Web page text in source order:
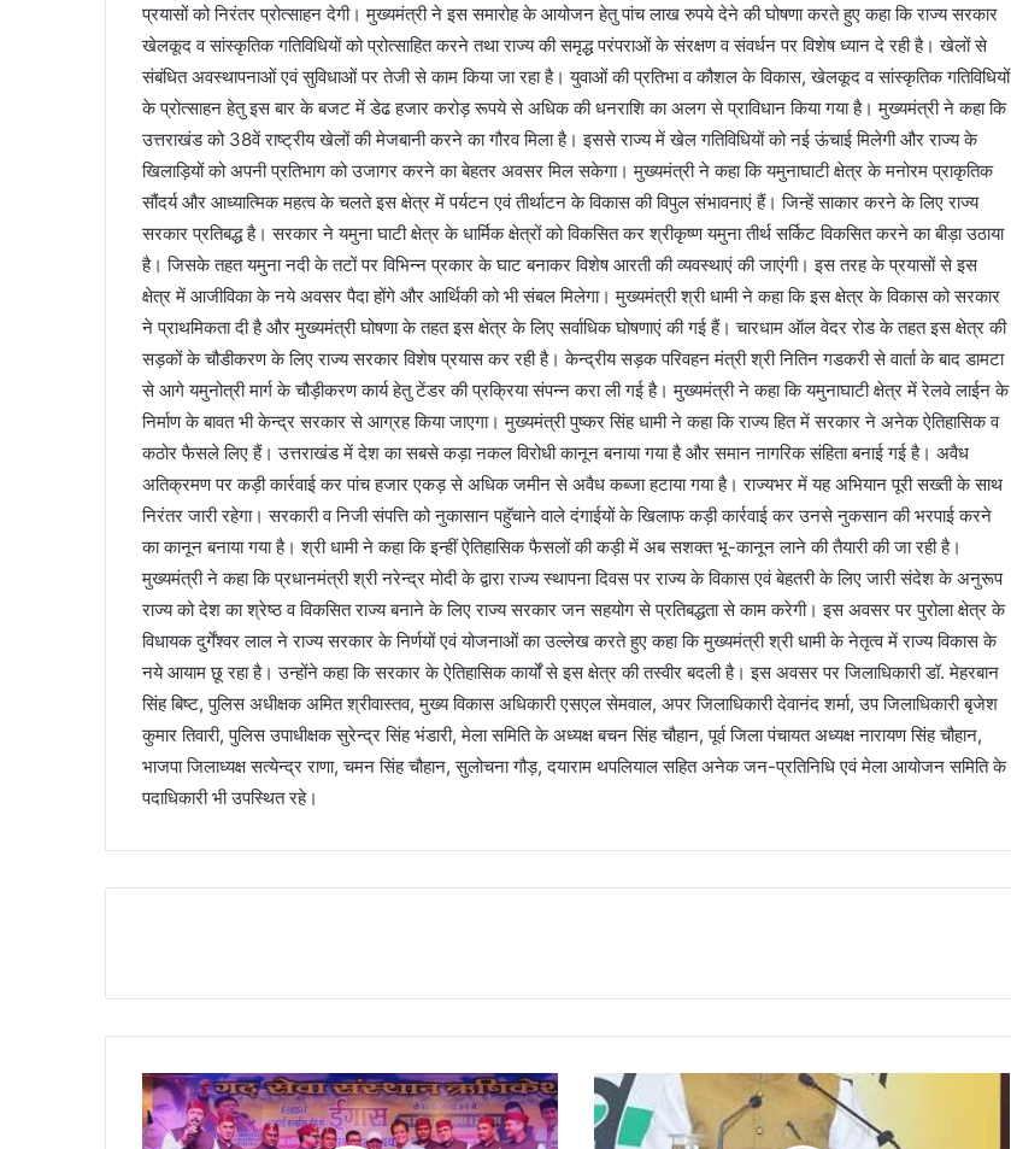
प्रयासों को निरंतर प्रोत्साहन देगी। मुख्यमंत्री ने इस समारोह के आयोजन हेतु पांच लाख रुपये देने की घोषणा करते हुए कहा कि राज्य सरकार
खेलकूद व सांस्कृतिक गतिविधियों को प्रोत्साहित करने तथा राज्य की समृद्ध परंपराओं के संरक्षण व संवर्धन पर विशेष ध्यान दे रही है। खेलों से
संबंधित अवस्थापनाओं एवं सुविधाओं पर तेजी से काम किया जा रहा है। युवाओं की प्रतिभा व कौशल के विकास, खेलकूद व सांस्कृतिक गतिविधियों
के प्रोत्साहन हेतु इस बार के बजट में डेढ हजार करोड़ रूपये से अधिक की धनराशि का अलग से प्राविधान किया गया है। मुख्यमंत्री ने कहा कि
उत्तराखंड को 38वें राष्ट्रीय खेलों की मेजबानी करने का गौरव मिला है। इससे राज्य में खेल गतिविधियों को नई ऊंचाई मिलेगी और राज्य के
खिलाड़ियों को अपनी प्रतिभाग को उजागर करने का बेहतर अवसर मिल सकेगा। मुख्यमंत्री ने कहा कि यमुनाघाटी क्षेत्र के मनोरम प्राकृतिक
सौंदर्य और आध्यात्मिक महत्व के चलते इस क्षेत्र में पर्यटन एवं तीर्थाटन के विकास की विपुल संभावनाएं हैं। जिन्हें साकार करने के लिए राज्य
सरकार प्रतिबद्ध है। सरकार ने यमुना घाटी क्षेत्र के धार्मिक क्षेत्रों को विकसित कर श्रीकृष्ण यमुना तीर्थ सर्किट विकसित करने का बीड़ा उठाया
है। जिसके तहत यमुना नदी के तटों पर विभिन्न प्रकार के घाट बनाकर विशेष आरती की व्यवस्थाएं की जाएंगी। इस तरह के प्रयासों से इस
क्षेत्र में आजीविका के नये अवसर पैदा होंगे और आर्थिकी को भी संबल मिलेगा। मुख्यमंत्री श्री धामी ने कहा कि इस क्षेत्र के विकास को सरकार
ने प्राथमिकता दी है और मुख्यमंत्री घोषणा के तहत इस क्षेत्र के लिए सर्वाधिक घोषणाएं की गई हैं। चारधाम ऑल वेदर रोड के तहत इस क्षेत्र की
सड़कों के चौडीकरण के लिए राज्य सरकार विशेष प्रयास कर रही है। केन्द्रीय सड़क परिवहन मंत्री श्री नितिन गडकरी से वार्ता के बाद डामटा
से आगे यमुनोत्री मार्ग के चौड़ीकरण कार्य हेतु टेंडर की प्रक्रिया संपन्न करा ली गई है। मुख्यमंत्री ने कहा कि यमुनाघाटी क्षेत्र में रेलवे लाईन के
निर्माण के बावत भी केन्द्र सरकार से आग्रह किया जाएगा। मुख्यमंत्री पुष्कर सिंह धामी ने कहा कि राज्य हित में सरकार ने अनेक ऐतिहासिक व
कठोर फैसले लिए हैं। उत्तराखंड में देश का सबसे कड़ा नकल विरोधी कानून बनाया गया है और समान नागरिक संहिता बनाई गई है। अवैध
अतिक्रमण पर कड़ी कार्रवाई कर पांच हजार एकड़ से अधिक जमीन से अवैध कब्जा हटाया गया है। राज्यभर में यह अभियान पूरी सख्ती के साथ
निरंतर जारी रहेगा। सरकारी व निजी संपत्ति को नुकासान पहॅुचाने वाले दंगाईयों के खिलाफ कड़ी कार्रवाई कर उनसे नुकसान की भरपाई करने
का कानून बनाया गया है। श्री धामी ने कहा कि इन्हीं ऐतिहासिक फैसलों की कड़ी में अब सशक्त भू-कानून लाने की तैयारी की जा रही है।
मुख्यमंत्री ने कहा कि प्रधानमंत्री श्री नरेन्द्र मोदी के द्वारा राज्य स्थापना दिवस पर राज्य के विकास एवं बेहतरी के लिए जारी संदेश के अनुरूप
राज्य को देश का श्रेष्ठ व विकसित राज्य बनाने के लिए राज्य सरकार जन सहयोग से प्रतिबद्धता से काम करेगी। इस अवसर पर पुरोला क्षेत्र के
विधायक दुर्गेंश्वर लाल ने राज्य सरकार के निर्णयों एवं योजनाओं का उल्लेख करते हुए कहा कि मुख्यमंत्री श्री धामी के नेतृत्व में राज्य विकास के
नये आयाम छू रहा है। उन्होंने कहा कि सरकार के ऐतिहासिक कार्यों से इस क्षेत्र की तस्वीर बदली है। इस अवसर पर जिलाधिकारी डॉ. मेहरबान
सिंह बिष्ट, पुलिस अधीक्षक अमित श्रीवास्तव, मुख्य विकास अधिकारी एसएल सेमवाल, अपर जिलाधिकारी देवानंद शर्मा, उप जिलाधिकारी बृजेश
कुमार तिवारी, पुलिस उपाधीक्षक सुरेन्द्र सिंह भंडारी, मेला समिति के अध्यक्ष बचन सिंह चौहान, पूर्व जिला पंचायत अध्यक्ष नारायण सिंह चौहान,
भाजपा जिलाध्यक्ष सत्येन्द्र राणा, चमन सिंह चौहान, सुलोचना गौड़, दयाराम थपलियाल सहित अनेक जन-प्रतिनिधि एवं मेला आयोजन समिति के
पदाधिकारी भी उपस्थित रहे।